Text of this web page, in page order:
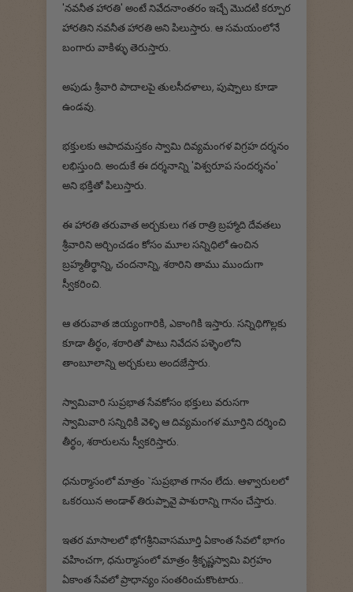
'నవనీత హారతి' అంటే నివేదనాంతరం ఇచ్చే మొదటి కర్పూర
హారతిని నవనీత హారతి అని పిలుస్తారు. ఆ సమయంలోనే
బంగారు వాకిళ్ళు తెరుస్తారు.
అపుడు శ్రీవారి పాదాలపై తులసీదళాలు, పుష్పాలు కూడా
ఉండవు.
భక్తులకు ఆపాదమస్తకం స్వామి దివ్యమంగళ విగ్రహ దర్శనం
లభిస్తుంది. అందుకే ఈ దర్శనాన్ని 'విశ్వరూప సందర్శనం'
అని భక్తితో పిలుస్తారు.
ఈ హారతి తరువాత అర్చకులు గత రాత్రి బ్రహ్మాది దేవతలు
శ్రీవారిని అర్చించడం కోసం మూల సన్నిధిలో ఉంచిన
బ్రహ్మతీర్థాన్ని, చందనాన్ని, శఠారిని తాము ముందుగా
స్వీకరించి.
ఆ తరువాత జియ్యంగారికి, ఎకాంగికి ఇస్తారు. సన్నిథిగొల్లకు
కూడా తీర్థం, శఠారితో పాటు నివేదన పళ్ళెంలోని
తాంబూలాన్ని అర్చకులు అందజేస్తారు.
స్వామివారి సుప్రభాత సేవకోసం భక్తులు వరుసగా
స్వామివారి సన్నిధికి వెళ్ళి ఆ దివ్యమంగళ మూర్తిని దర్శించి
తీర్థం, శఠారులను స్వీకరిస్తారు.
ధనుర్మాసంలో మాత్రం `సుప్రభాత గానం లేదు. ఆళ్వారులలో
ఒకరయిన అండాళ్ తిరుప్పావై పాశురాన్ని గానం చేస్తారు.
ఇతర మాసాలలో భోగశ్రీనివాసమూర్తి ఏకాంత సేవలో భాగం
వహించగా, ధనుర్మాసంలో మాత్రం శ్రీకృష్ణస్వామి విగ్రహం
ఏకాంత సేవలో ప్రాధాన్యం సంతరించుకొంటారు..